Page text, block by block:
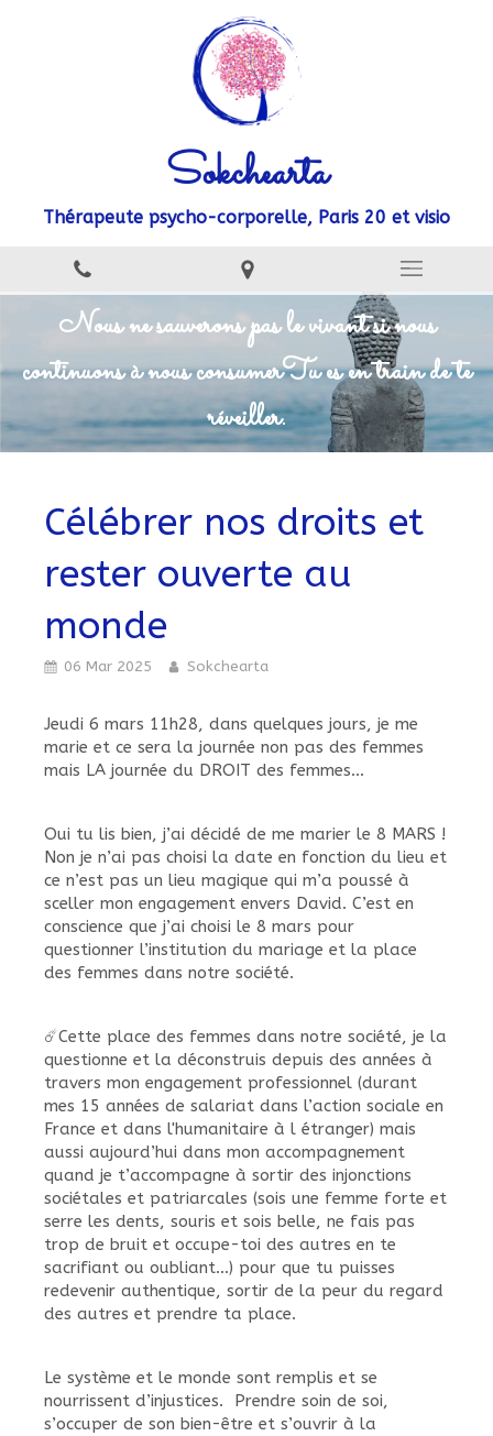
Sokchearta
Thérapeute psycho-corporelle, Paris 20 et visio
Nous ne sauverons pas le vivant si nous
continuons à nous consumerTu es en train de te
réveiller.
Célébrer nos droits et
rester ouverte au
monde
06 Mar 2025 Sokchearta
Jeudi 6 mars 11h28, dans quelques jours, je me
marie et ce sera la journée non pas des femmes
mais LA journée du DROIT des femmes…
Oui tu lis bien, j’ai décidé de me marier le 8 MARS !
Non je n’ai pas choisi la date en fonction du lieu et
ce n’est pas un lieu magique qui m’a poussé à
sceller mon engagement envers David. C’est en
conscience que j’ai choisi le 8 mars pour
questionner l’institution du mariage et la place
des femmes dans notre société.
☄️Cette place des femmes dans notre société, je la
questionne et la déconstruis depuis des années à
travers mon engagement professionnel (durant
mes 15 années de salariat dans l’action sociale en
France et dans l'humanitaire à l étranger) mais
aussi aujourd’hui dans mon accompagnement
quand je t’accompagne à sortir des injonctions
sociétales et patriarcales (sois une femme forte et
serre les dents, souris et sois belle, ne fais pas
trop de bruit et occupe-toi des autres en te
sacrifiant ou oubliant…) pour que tu puisses
redevenir authentique, sortir de la peur du regard
des autres et prendre ta place.
Le système et le monde sont remplis et se
nourrissent d’injustices. Prendre soin de soi,
s’occuper de son bien-être et s’ouvrir à la